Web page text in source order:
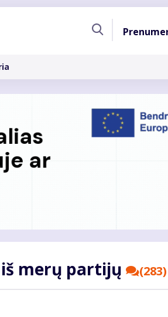
me­rų par­ti­jų (283)